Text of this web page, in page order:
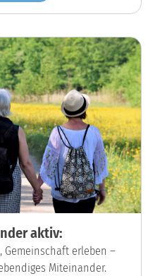
aktiv:
Gemeinschaft erleben –
Miteinander.